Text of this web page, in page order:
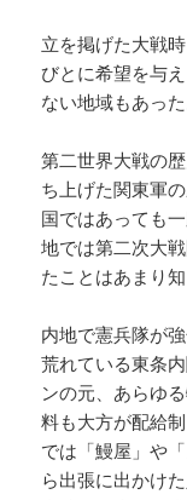
立を掲げた大戦
びとに希望を与
ない地域もあった
第二世界大戦の
ち上げた関東軍
国ではあっても
地では第二次大
たことはあまり知
内地で憲兵隊が
荒れている東条
ンの元、あらゆ
料も大方が配給
では「鰻屋」や
ら出張に出かけ